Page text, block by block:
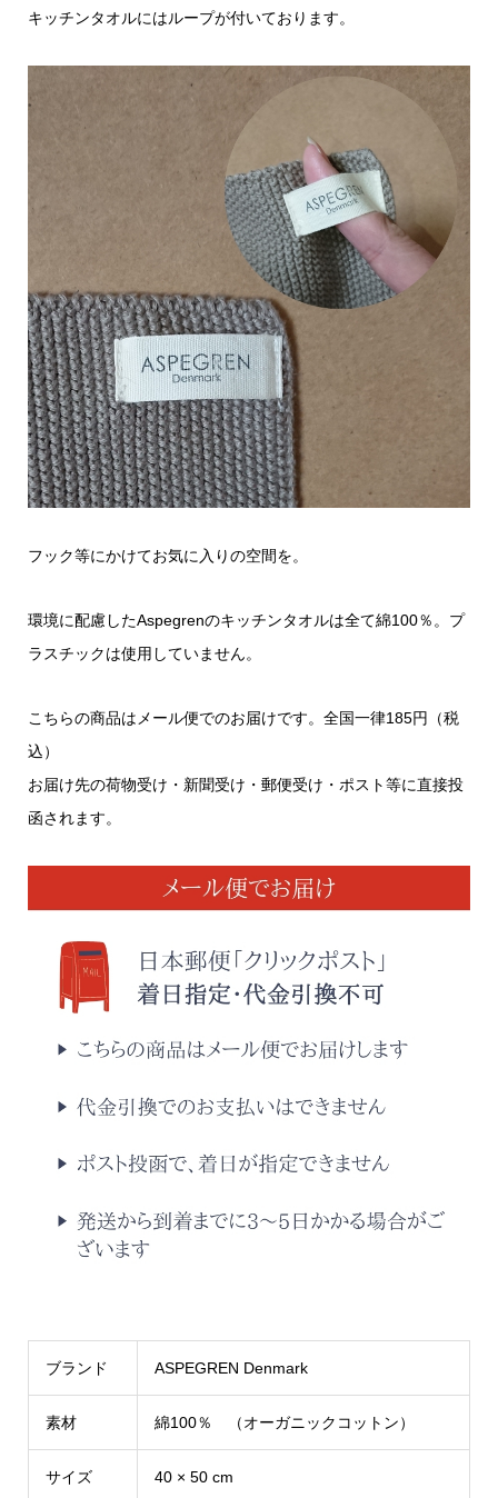
キッチンタオルにはループが付いております。
フック等にかけてお気に入りの空間を。
環境に配慮したAspegrenのキッチンタオルは全て綿100％。プ
ラスチックは使用していません。
こちらの商品はメール便でのお届けです。全国一律185円（税
込）
お届け先の荷物受け・新聞受け・郵便受け・ポスト等に直接投
函されます。
ブランド ASPEGREN Denmark
素材 綿100％ （オーガニックコットン）
サイズ 40 × 50 cm